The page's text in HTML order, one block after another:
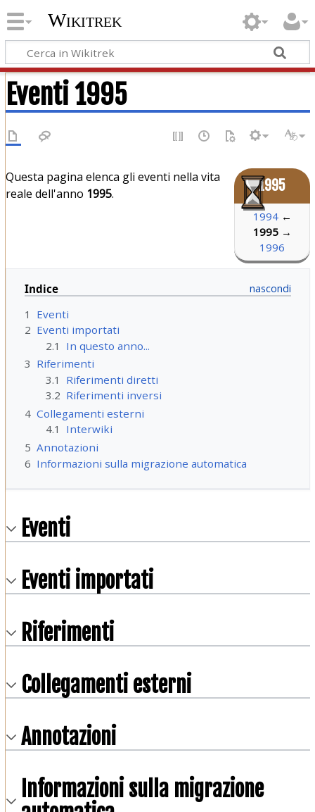
Wikitrek
Eventi 1995
1995
1994←
1995→
1996
Questa pagina elenca gli eventi nella vita
reale dell'anno 1995.
Indice
1
Eventi
2 Eventi importati
2.1
In questo anno...
3 Riferimenti
3.1
Riferimenti diretti
3.2 Riferimenti inversi
4 Collegamenti esterni
4.1
Interwiki
5 Annotazioni
6 Informazioni sulla migrazione automatica
Eventi
Eventi importati
Riferimenti
Collegamenti esterni
Annotazioni
Informazioni sulla migrazione